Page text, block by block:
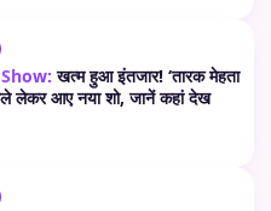
खत्म हुआ इंतजार! ‘तारक मेहता
लेकर आए नया शो, जानें कहां देख